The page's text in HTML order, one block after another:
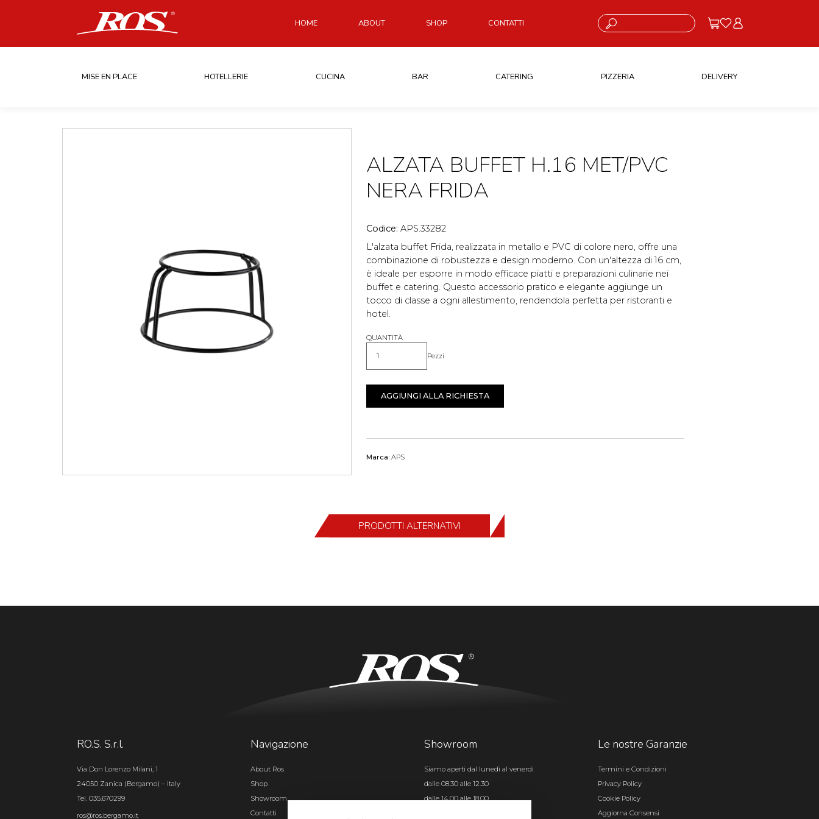
HOME ABOUT SHOP CONTATTI Cosa stai cercando?
MISE EN PLACE HOTELLERIE CUCINA BAR CATERING PIZZERIA DELIVERY
ALZATA BUFFET H.16 MET/PVC
NERA FRIDA
Codice: APS.33282
L'alzata buffet Frida, realizzata in metallo e PVC di colore nero, offre una
combinazione di robustezza e design moderno. Con un'altezza di 16 cm,
è ideale per esporre in modo efficace piatti e preparazioni culinarie nei
buffet e catering. Questo accessorio pratico e elegante aggiunge un
tocco di classe a ogni allestimento, rendendola perfetta per ristoranti e
hotel.
QUANTITÀ
Quantità Pezzi
AGGIUNGI ALLA RICHIESTA
Marca: APS
PRODOTTI ALTERNATIVI
RO.S. S.r.l.
Via Don Lorenzo Milani, 1
24050 Zanica (Bergamo) – Italy
Tel. 035.670299
ros@ros.bergamo.it
Navigazione
About Ros
Shop
Showroom
Contatti
Showroom
Siamo aperti dal lunedì al venerdì
dalle 08.30 alle 12.30
dalle 14.00 alle 18.00
Le nostre Garanzie
Termini e Condizioni
Privacy Policy
Cookie Policy
Aggiorna Consensi